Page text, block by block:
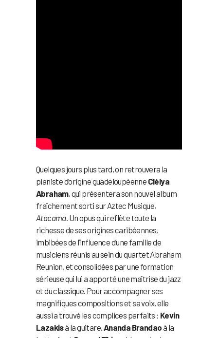
Quelques jours plus tard, on retrouvera la
pianiste d’origine guadeloupéenne Clélya
Abraham, qui présentera son nouvel album
fraîchement sorti sur Aztec Musique,
Atacama. Un opus qui reflète toute la
richesse de ses origines caribéennes,
imbibées de l’influence d’une famille de
musiciens réunis au sein du quartet Abraham
Reunion, et consolidées par une formation
sérieuse qui lui a apporté une maîtrise du jazz
et du classique. Pour accompagner ses
magnifiques compositions et sa voix, elle
aussi a trouvé les complices parfaits : Kevin
Lazakisà la guitare,Ananda Brandaoà la